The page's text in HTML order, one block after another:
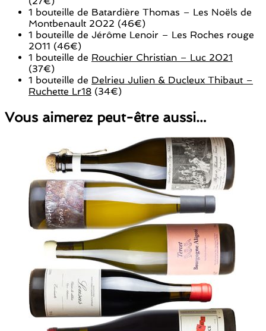
1 bouteille de Batardière Thomas – Les Noëls de
Montbenault 2022 (46€)
1 bouteille de Jérôme Lenoir – Les Roches rouge
2011 (46€)
1 bouteille de Rouchier Christian – Luc 2021
(37€)
1 bouteille de Delrieu Julien & Ducleux Thibaut –
Ruchette Lr18 (34€)
Vous aimerez peut-être aussi…